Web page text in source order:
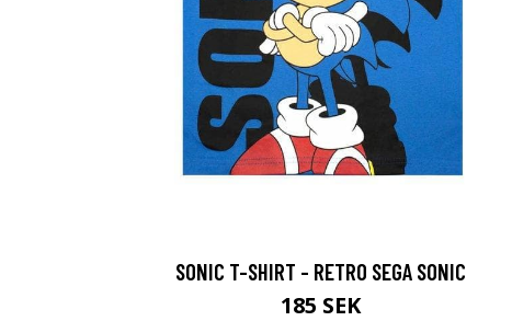
SONIC T-SHIRT - RETRO SEGA SONIC
185 SEK